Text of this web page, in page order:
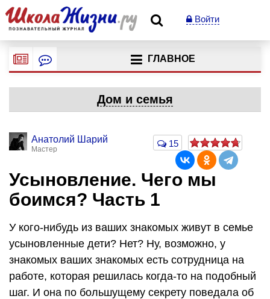
Войти
ГЛАВНОЕ
Дом и семья
Анатолий Шарий
Мастер
15
Усыновление. Чего мы
боимся? Часть 1
У кого-нибудь из ваших знакомых живут в семье
усыновленные дети? Нет? Ну, возможно, у
знакомых ваших знакомых есть сотрудница на
работе, которая решилась когда-то на подобный
шаг. И она по большущему секрету поведала об